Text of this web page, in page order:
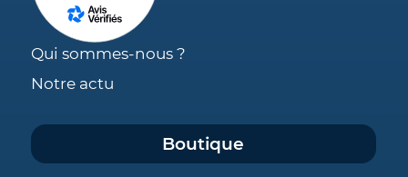
Qui sommes-nous ?
Notre actu
Boutique